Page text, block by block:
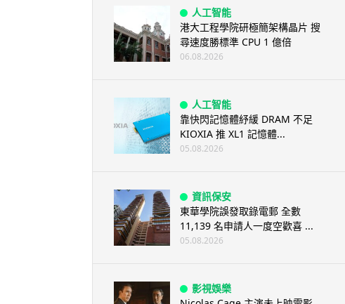
人工智能
港大工程學院研極簡架構晶片 搜
尋速度勝標準 CPU 1 億倍
06.08.2026
人工智能
靠快閃記憶體紓緩 DRAM 不足
KIOXIA 推 XL1 記憶體...
05.08.2026
資訊保安
東華學院誤發取錄電郵 全數
11,139 名申請人一度空歡喜 ...
05.08.2026
影視娛樂